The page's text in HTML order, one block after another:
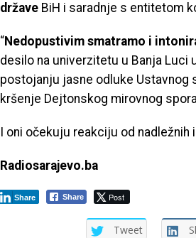
države BiH i saradnje s entitetom
“Nedopustivim smatramo i
desilo na univerzitetu u Banja
postojanju jasne odluke Ustavnog
kršenje Dejtonskog mirovnog
I oni očekuju reakciju od
Radiosarajevo.ba
Share Post
Share
Tweet